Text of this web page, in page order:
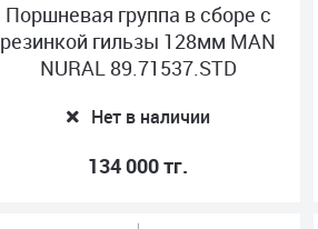
Поршневая группа в сборе с
резинкой гильзы 128мм MAN
NURAL 89.71537.STD
Нет в наличии
134 000 тг.